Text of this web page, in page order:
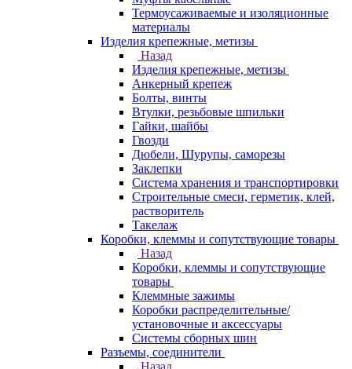
Термоусаживаемые и изоляционные
материалы
Изделия крепежные, метизы
Назад
Изделия крепежные, метизы
Анкерный крепеж
Болты, винты
Втулки, резьбовые шпильки
Гайки, шайбы
Гвозди
Дюбели, Шурупы, саморезы
Заклепки
Система хранения и транспортировки
Строительные смеси, герметик, клей,
растворитель
Такелаж
Коробки, клеммы и сопутствующие товары
Назад
Коробки, клеммы и сопутствующие
товары
Клеммные зажимы
Коробки распределительные/
установочные и аксессуары
Системы сборных шин
Разъемы, соединители
Назад